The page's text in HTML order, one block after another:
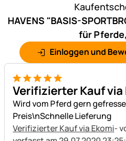
HAVENS "BASIS-
für
Einloggen und
5 von 5
Verifizierter Kauf via
Wird vom Pferd gern
Preis\nSchnelle Lieferung
Verifizierter Kauf via Ekomi-